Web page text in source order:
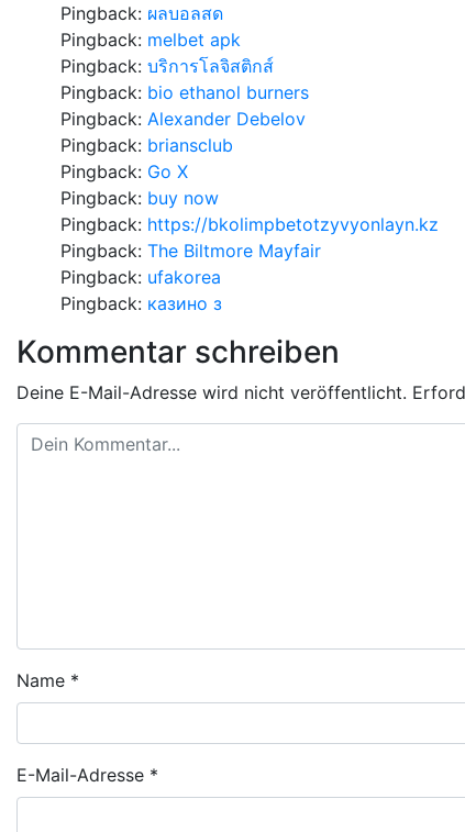
Pingback: ผลบอลสด
Pingback: melbet apk
Pingback: บริการโลจิสติกส์
Pingback: bio ethanol burners
Pingback: Alexander Debelov
Pingback: briansclub
Pingback: Go X
Pingback: buy now
Pingback: https://bkolimpbetotzyvyonlayn.kz
Pingback: The Biltmore Mayfair
Pingback: ufakorea
Pingback: казино з
Kommentar schreiben
Deine E-Mail-Adresse wird nicht veröffentlicht.
Name *
E-Mail-Adresse *